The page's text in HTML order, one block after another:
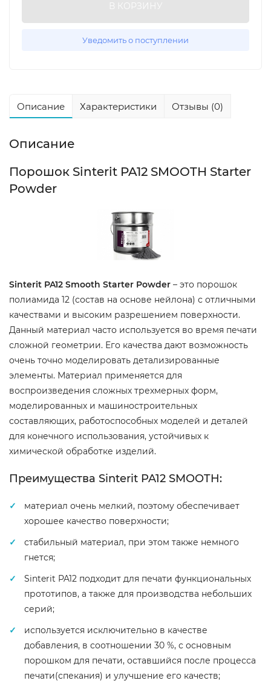
В КОРЗИНУ
Уведомить о поступлении
Описание Характеристики Отзывы (0)
Описание
Порошок Sinterit PA12 SMOOTH Starter
Powder
Sinterit PA12 Smooth Starter Powder – это порошок
полиамида 12 (состав на основе нейлона) с отличными
качествами и высоким разрешением поверхности.
Данный материал часто используется во время печати
сложной геометрии. Его качества дают возможность
очень точно моделировать детализированные
элементы. Материал применяется для
воспроизведения сложных трехмерных форм,
моделированных и машиностроительных
составляющих, работоспособных моделей и деталей
для конечного использования, устойчивых к
химической обработке изделий.
Преимущества Sinterit PA12 SMOOTH:
материал очень мелкий, поэтому обеспечивает
хорошее качество поверхности;
стабильный материал, при этом также немного
гнется;
Sinterit PA12 подходит для печати функциональных
прототипов, а также для производства небольших
серий;
используется исключительно в качестве
добавления, в соотношении 30 %, с основным
порошком для печати, оставшийся после процесса
печати(спекания) и улучшение его качеств;